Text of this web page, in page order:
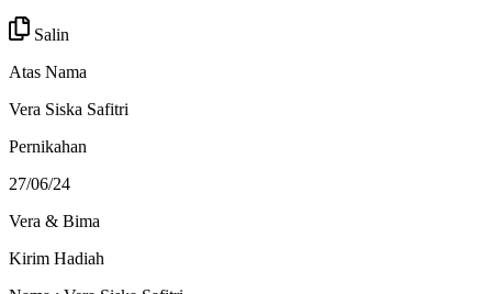
Salin
Atas Nama
Vera Siska Safitri
Pernikahan
27/06/24
Vera & Bima
Kirim Hadiah